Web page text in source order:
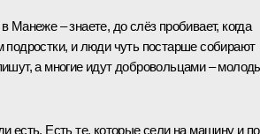
Манеже – знаете, до слёз пробивает, когда
подростки, и люди чуть постарше собирают
а многие идут добровольцами –
есть. Есть те, которые сели на машину и